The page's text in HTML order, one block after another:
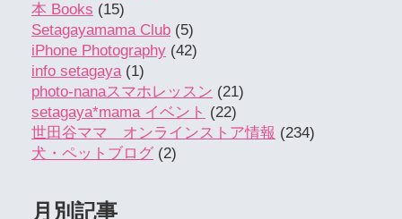
本 Books (15)
Setagayamama Club (5)
iPhone Photography (42)
info setagaya(1)
photo-nanaスマホレッスン (21)
setagaya*mama イベント (22)
世田谷ママ オンラインストア情報 (234)
犬・ペットブログ (2)
月別記事